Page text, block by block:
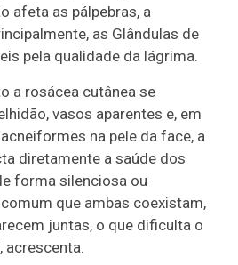
afeta as pálpebras, a
as Glândulas de
pela qualidade da lágrima.
a rosácea cutânea se
vasos aparentes e, em
na pele da face, a
diretamente a saúde dos
forma silenciosa ou
que ambas coexistam,
juntas, o que dificulta o
acrescenta.